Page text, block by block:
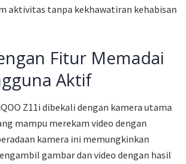
aktivitas tanpa kekhawatiran kehabisan
Fitur Memadai
Aktif
Z11i dibekali dengan kamera utama
mampu merekam video dengan
kamera ini memungkinkan
gambar dan video dengan hasil